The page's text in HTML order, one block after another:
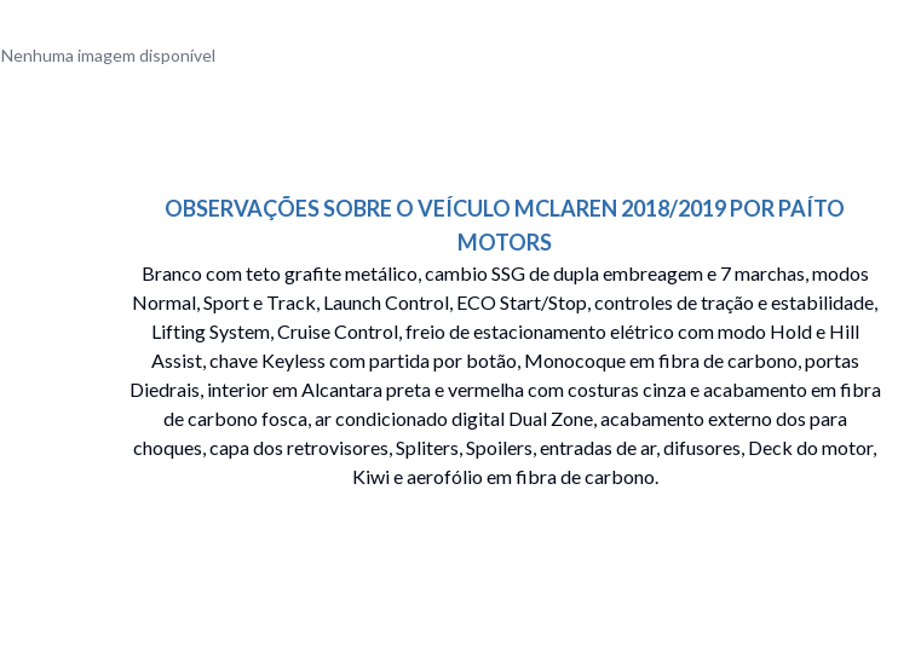
Nenhuma imagem disponível
OBSERVAÇÕES SOBRE O VEÍCULO MCLAREN 2018/2019PORPAÍTO
MOTORS
Branco com teto grafite metálico, cambio SSG de dupla embreagem e 7 marchas, modos
Normal, Sport e Track, Launch Control, ECO Start/Stop, controles de tração e estabilidade,
Lifting System, Cruise Control, freio de estacionamento elétrico com modo Hold e Hill
Assist, chave Keyless com partida por botão, Monocoque em fibra de carbono, portas
Diedrais, interior em Alcantara preta e vermelha com costuras cinza e acabamento em fibra
de carbono fosca, ar condicionado digital Dual Zone, acabamento externo dos para
choques, capa dos retrovisores, Spliters, Spoilers, entradas de ar, difusores, Deck do motor,
Kiwi e aerofólio em fibra de carbono.